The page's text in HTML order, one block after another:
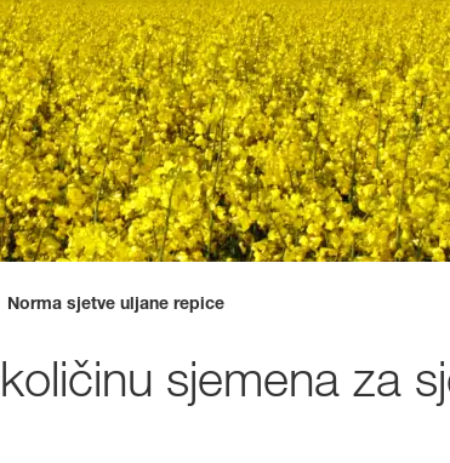
Vijesti i noviteti
Digitalne usluge
O nama
Ekskluzivni
s myKWS-om
Norma sjetve uljane repice
sjemena za